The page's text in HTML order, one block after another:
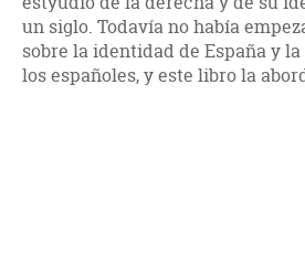
un siglo. Todavía no había
sobre la identidad de España y
los españoles, y este libro la